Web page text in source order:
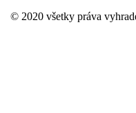
© 2020 všetky práva